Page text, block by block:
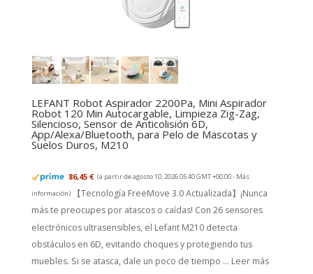
LEFANT Robot Aspirador 2200Pa, Mini Aspirador
Robot 120 Min Autocargable, Limpieza Zig-Zag,
Silencioso, Sensor de Anticolisión 6D,
App/Alexa/Bluetooth, para Pelo de Mascotas y
Suelos Duros, M210
86,45 € (a partir de agosto 10, 2026 05:40 GMT +00:00 - Más
información)
【Tecnología FreeMove 3.0 Actualizada】¡Nunca
más te preocupes por atascos o caídas! Con 26 sensores
electrónicos ultrasensibles, el Lefant M210 detecta
obstáculos en 6D, evitando choques y protegiendo tus
muebles. Si se atasca, dale un poco de tiempo ... Leer más